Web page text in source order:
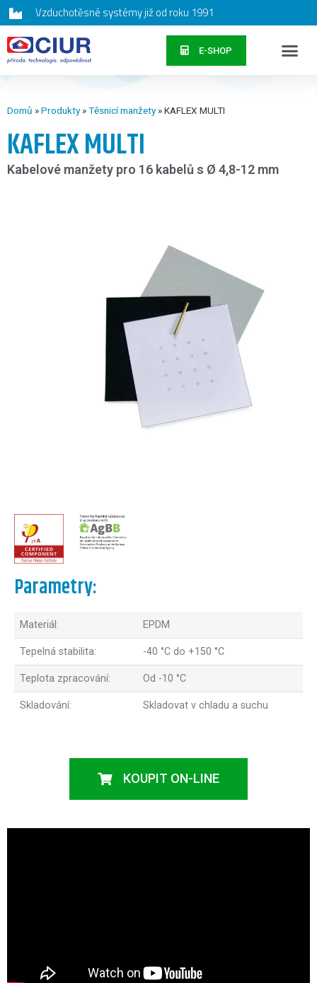
Vzduchotěsné systémy již od roku 1991
E-SHOP
Domů »Produkty»Těsnicí manžety»KAFLEX MULTI
KAFLEX MULTI
Kabelové manžety pro 16 kabelů s Ø 4,8-12 mm
Parametry:
Materiál: EPDM
Tepelná stabilita: -40 °C do +150 °C
Teplota zpracování: Od -10 °C
Skladování: Skladovat v chladu a suchu
KOUPIT ON-LINE